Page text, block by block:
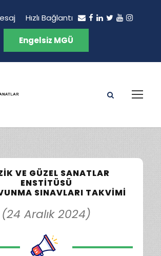
Hızlı Bağlantı
Engelsiz MGÜ
VE GÜZEL SANATLAR
ENSTITÜSÜ
SINAVLARI TAKVIMI
(24 Aralık 2024)